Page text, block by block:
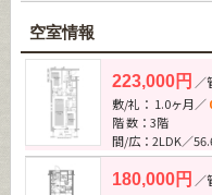
空室情報
223,000円 ／
敷/礼： 1.0ヶ月／
階 数：3階
間/広：2LDK／
180,000円 ／